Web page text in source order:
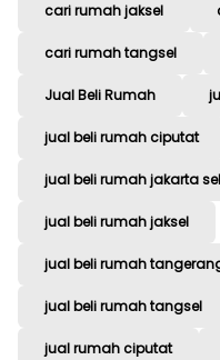
cari rumah jaksel
cari rumah tangsel
Jual Beli Rumah
jual beli rumah ciputat
jual beli rumah jakarta
jual beli rumah jaksel
jual beli rumah
jual beli rumah tangsel
jual rumah ciputat